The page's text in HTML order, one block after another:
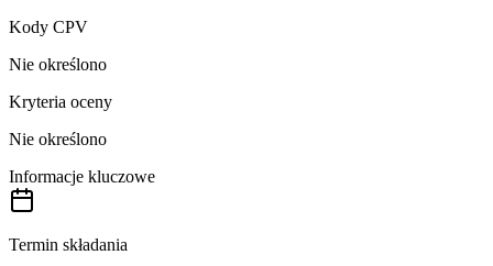
Kody CPV
Nie określono
Kryteria oceny
Nie określono
Informacje kluczowe
Termin składania